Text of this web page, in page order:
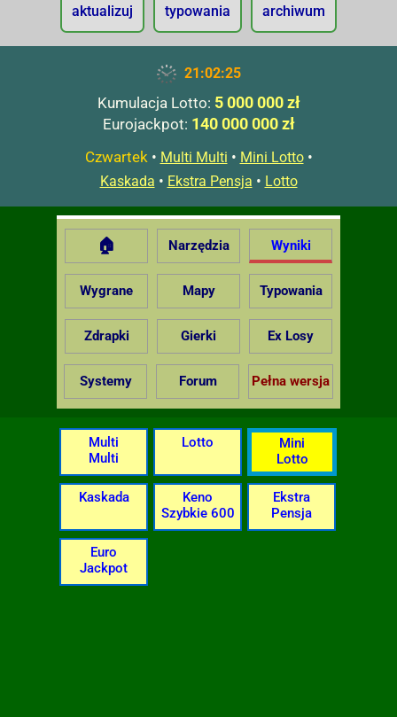
aktualizuj typowania archiwum
21:02:26
Kumulacja Lotto: 5 000 000 zł
Eurojackpot: 140 000 000 zł
Czwartek• Multi Multi • Mini Lotto•
Kaskada • Ekstra Pensja • Lotto
🏠 Narzędzia Wyniki
Wygrane Mapy Typowania
Zdrapki Gierki Ex Losy
Systemy Forum Pełna wersja
Multi
Multi
Lotto
Mini
Lotto
Kaskada
Keno
Szybkie 600
Ekstra
Pensja
Euro
Jackpot